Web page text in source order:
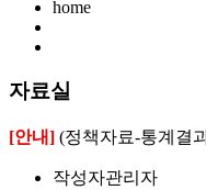
home
자료실
[안내] (정책자료-통계결
작성자관리자